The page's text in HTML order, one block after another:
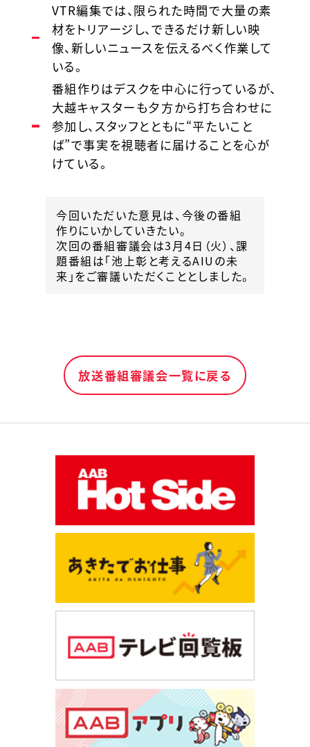
VTR編集では、限られた時間で大量の素
材をトリアージし、できるだけ新しい映
像、新しいニュースを伝えるべく作業して
いる。
番組作りはデスクを中心に行っているが、
大越キャスターも夕方から打ち合わせに
参加し、スタッフとともに“平たいこと
ば”で事実を視聴者に届けることを心が
けている。
今回いただいた意見は、今後の番組
作りにいかしていきたい。
次回の番組審議会は3月4日（火）、課
題番組は「池上彰と考えるAIUの未
来」をご審議いただくこととしました。
放送番組審議会一覧に戻る